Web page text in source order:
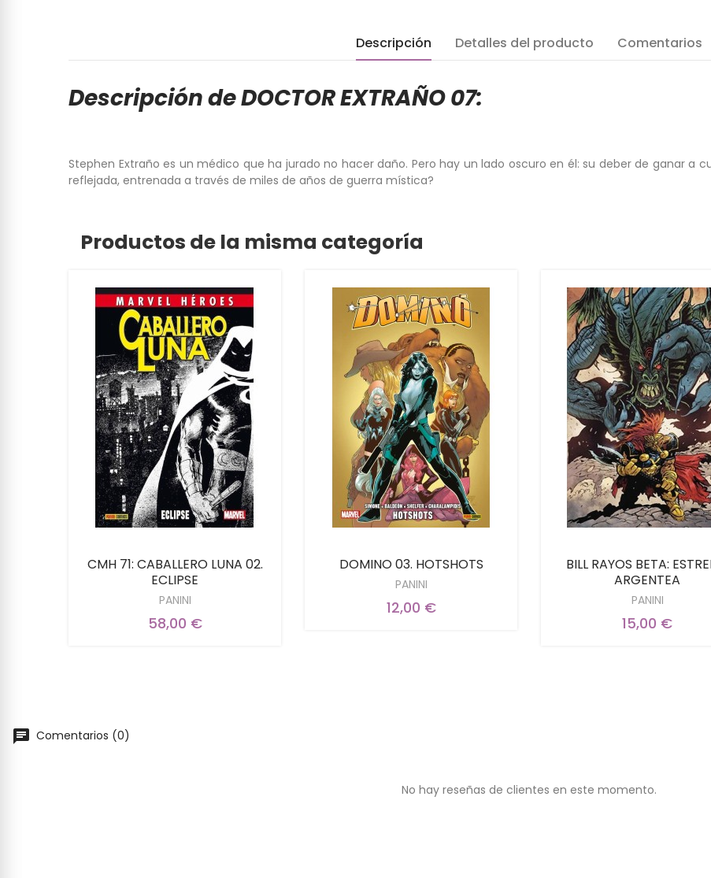
Descripción Detalles del producto Comentarios
Descripción de DOCTOR EXTRAÑO 07:
Stephen Extraño es un médico que ha jurado no hacer daño. Pero hay un lado oscuro en él: su deber de ganar a
reflejada, entrenada a través de miles de años de guerra mística?
Productos de la misma categoría
CMH 71: CABALLERO LUNA 02.
ECLIPSE
PANINI
58,00 €
DOMINO 03. HOTSHOTS
PANINI
12,00 €
BILL RAYOS BETA:
ARGENTEA
PANINI
15,00 €
Comentarios (0)
No hay reseñas de clientes en este momento.